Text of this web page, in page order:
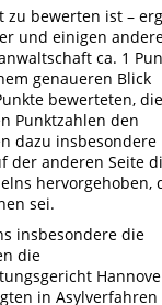
zu bewerten ist –
und einigen
ca. 1
genaueren Blick
bewerteten, die
Punktzahlen den
dazu insbesondere
der anderen Seite
hervorgehoben,
sei.
insbesondere die
die
in Asylverfahren